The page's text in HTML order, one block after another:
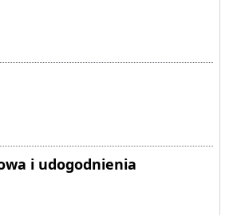
i udogodnienia